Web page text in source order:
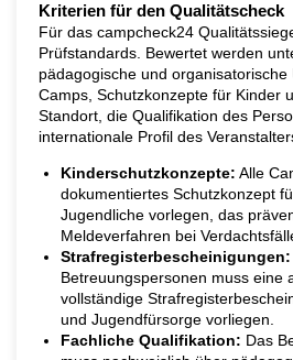
Kriterien für den Qualitätscheck
Für das campcheck24
Prüfstandards. Bewertet werden
pädagogische und organisatorische
Camps, Schutzkonzepte für Kinder
Standort, die Qualifikation des
internationale Profil des
Kinderschutzkonzepte: Alle
dokumentiertes Schutzkonzept
Jugendliche vorlegen, das
Meldeverfahren bei
Strafregisterbescheinigungen:
Betreuungspersonen muss eine
vollständige
und Jugendfürsorge vorliegen.
Fachliche Qualifikation: Das